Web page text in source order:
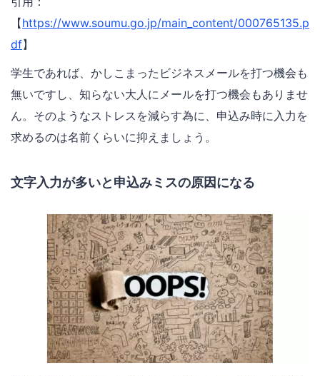
【https://www.soumu.go.jp/main_content/000765135.p
df】
学生であれば、かしこまったビジネスメールを打つ機会も
無いですし、知らない大人にメールを打つ機会もありませ
ん。そのようなストレスを減らす為に、申込み時に入力を
求めるのは名前くらいに抑えましょう。
文字入力が多いと申込みミスの原因になる